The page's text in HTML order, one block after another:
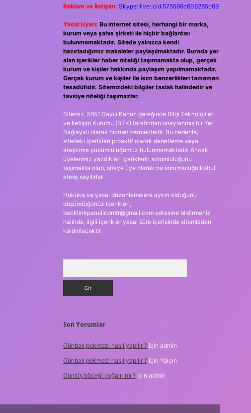
Reklam ve İletişim: Skype: live:.cid.575569c608265c69
Yasal Uyarı: Bu internet sitesi, herhangi bir marka,
kurum veya şahıs şirketi ile hiçbir bağlantısı
bulunmamaktadır. Sitede yalnızca kendi
hazırladığımız makaleler paylaşılmaktadır. Burada yer
alan içerikler haber niteliği taşımamakta olup, gerçek
kurum ve kişiler hakkında paylaşım yapılmamaktadır.
Gerçek kurum ve kişiler ile isim benzerlikleri tamamen
tesadüfidir. Sitemizdeki bilgiler taslak halindedir ve
tavsiye niteliği taşımazlar.
Sitemiz, 5651 Sayılı Kanun gereğince Bilgi Teknolojileri
ve İletişim Kurumu (BTK) tarafından onaylanmış bir Yer
Sağlayıcı olarak hizmet vermektedir. Bu nedenle,
sitedeki içerikleri proaktif olarak denetleme veya
araştırma yükümlülüğümüz bulunmamaktadır. Ancak,
üyelerimiz yazdıkları içeriklerin sorumluluğunu
taşımakta olup, siteye üye olarak bu sorumluluğu kabul
etmiş sayılırlar.
Hukuka ve yasal düzenlemelere aykırı olduğunu
düşündüğünüz içerikleri,
backlinkpanelicomtr@gmail.comadresine bildirmeniz
halinde, ilgili içerikler yasal süre içerisinde sitemizden
kaldırılacaktır.
Son Yorumlar
Günbalı pekmezi nasıl yapılır ?için admin
Günbalı pekmezi nasıl yapılır ?için Yalçın
Gümüş böceği çoğalır mı ?için admin